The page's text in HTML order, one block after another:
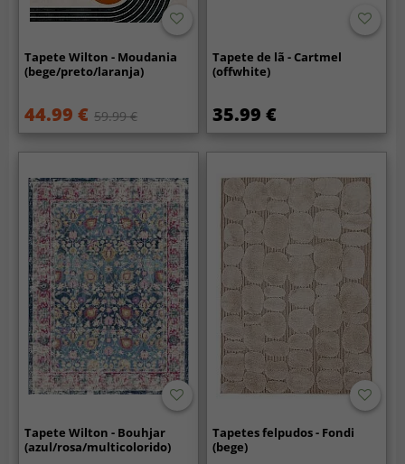
Tapete Wilton - Moudania
(bege/preto/laranja)
44.99 € 59.99 €
Tapete de lã - Cartmel
(offwhite)
35.99 €
Tapete Wilton - Bouhjar
(azul/rosa/multicolorido)
Tapetes felpudos - Fondi
(bege)